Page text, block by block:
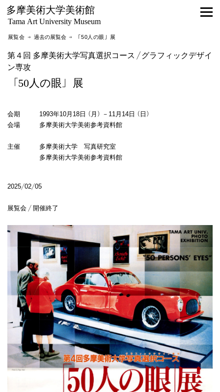
多摩美術大学美術館
Tama Art University Museum
展覧会 → 過去の展覧会→ 「50人の眼」展
第４回 多摩美術大学写真選択コース／グラフィックデザイ
ン専攻
「50人の眼」展
会期 1993年10月18日（月）－11月14日（日）
会場 多摩美術大学美術参考資料館
主催 多摩美術大学 写真研究室
多摩美術大学美術参考資料館
2025/02/05
展覧会 / 開催終了